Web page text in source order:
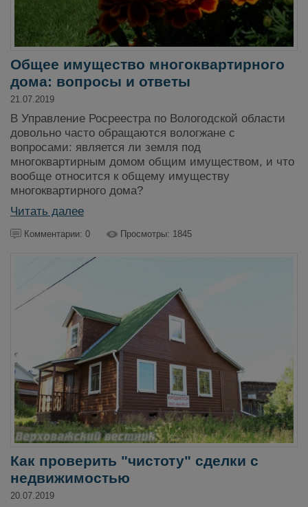
Общее имущество многоквартирного
дома: вопросы и ответы
21.07.2019
В Управление Росреестра по Вологодской области
довольно часто обращаются вологжане с
вопросами: является ли земля под
многоквартирным домом общим имуществом, и что
вообще относится к общему имуществу
многоквартирного дома?
Читать далее
Комментарии: 0 Просмотры: 1845
Как проверить "чистоту" сделки с
недвижимостью
20.07.2019